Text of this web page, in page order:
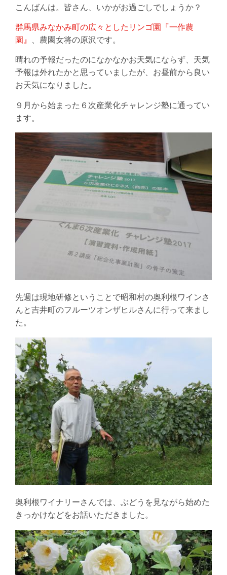
こんばんは。皆さん、いかがお過ごしでしょうか？
群馬県みなかみ町の広々としたリンゴ園『一作農
園』
、農園女将の原沢です。
晴れの予報だったのになかなかお天気にならず、天気
予報は外れたかと思っていましたが、お昼前から良い
お天気になりました。
９月から始まった６次産業化チャレンジ塾に通ってい
ます。
先週は現地研修ということで昭和村の奥利根ワインさ
んと吉井町のフルーツオンザヒルさんに行って来まし
た。
奥利根ワイナリーさんでは、ぶどうを見ながら始めた
きっかけなどをお話いただきました。